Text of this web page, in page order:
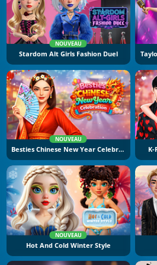
NOUVEAU
Stardom Alt Girls Fashion Duel
NOUVEAU
Besties Chinese New Year Celebration
NOUVEAU
Hot And Cold Winter Style